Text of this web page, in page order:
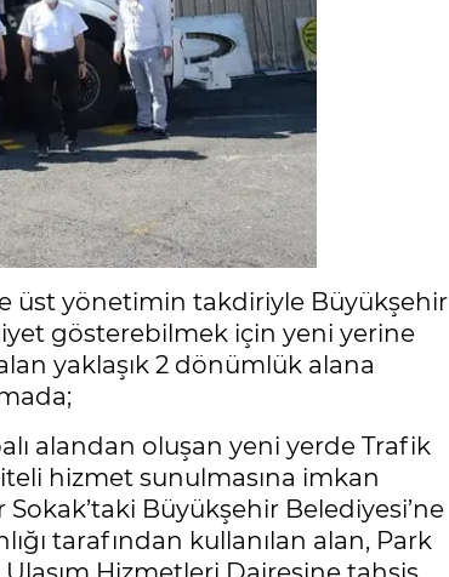
üst yönetimin takdiriyle Büyükşehir
gösterebilmek için yeni yerine
yaklaşık 2 dönümlük alana
alandan oluşan yeni yerde Trafik
hizmet sunulmasına imkan
Büyükşehir Belediyesi’ne
tarafından kullanılan alan, Park